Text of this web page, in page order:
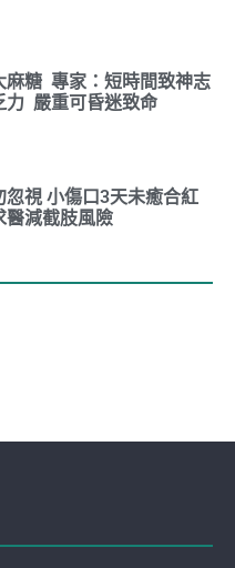
麻糖 專家：短時間致神志
力 嚴重可昏迷致命
忽視 小傷口3天未癒合紅
醫減截肢風險